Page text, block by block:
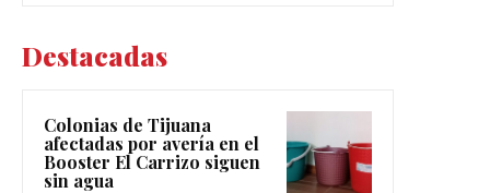
Destacadas
Colonias de Tijuana
afectadas por avería en el
Booster El Carrizo siguen
sin agua